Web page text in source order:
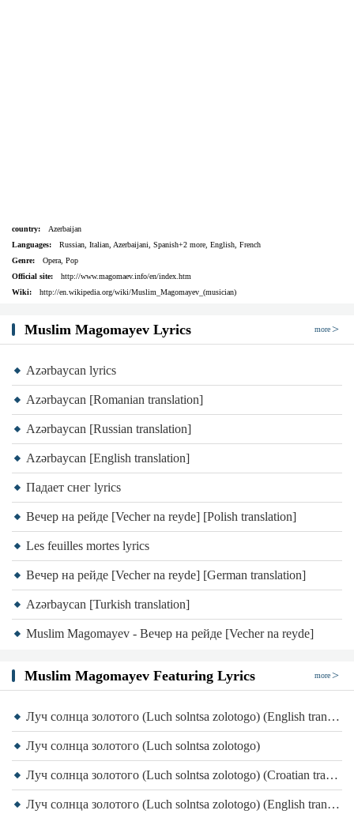
country:
Azerbaijan
Languages:
Russian, Italian, Azerbaijani, Spanish+2 more, English, French
Genre:
Opera, Pop
Official site:
http://www.magomaev.info/en/index.htm
Wiki:
http://en.wikipedia.org/wiki/Muslim_Magomayev_(musician)
Muslim Magomayev Lyrics more
Azərbaycan lyrics
Azərbaycan [Romanian translation]
Azərbaycan [Russian translation]
Azərbaycan [English translation]
Падает снег lyrics
Вечер на рейде [Vecher na reyde] [Polish translation]
Les feuilles mortes lyrics
Вечер на рейде [Vecher na reyde] [German translation]
Azərbaycan [Turkish translation]
Muslim Magomayev - Вечер на рейде [Vecher na reyde]
Muslim Magomayev Featuring Lyrics more
Луч солнца золотого (Luch solntsa zolotogo) (English translation)
Луч солнца золотого (Luch solntsa zolotogo)
Луч солнца золотого (Luch solntsa zolotogo) (Croatian translation)
Луч солнца золотого (Luch solntsa zolotogo) (English translation)